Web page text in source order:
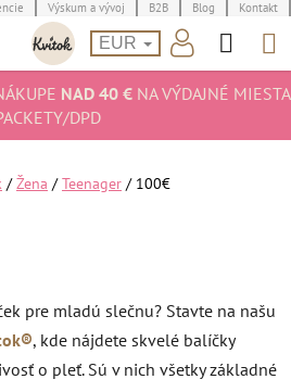
Výskum a vývoj B2B Blog Kontakt
EUR
NAD 40 €NA VÝDAJNÉ MIESTA
DPD
/ Žena / Teenager / 100€
pre mladú slečnu? Stavte na našu
, kde nájdete skvelé balíčky
o pleť. Sú v nich všetky základné